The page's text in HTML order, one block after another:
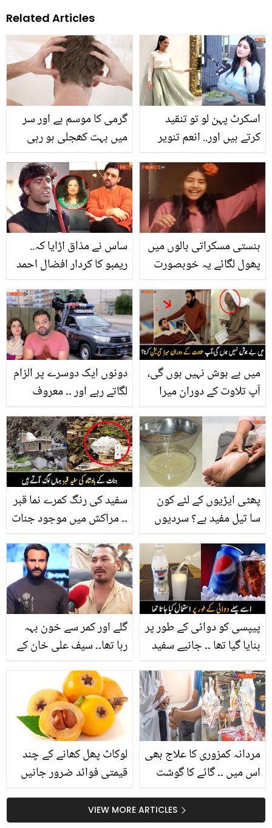
Related Articles
گرمی کا موسم ہے اور سر
میں بہت کھجلی ہو رہی
جانیں 5 ایسے گھریلو
نسخے جن سے آپ کو مل
جائے گی سر کی کھجلی
سے مکمل نجات
اسکرٹ پہن لو تو تنقید
کرتے ہیں اور.. انعم تنویر
پھٹ پڑیں
ساس نے مذاق اڑایا کہ..
ریمبو کا کردار افضال احمد
ہنستی مسکراتی بالوں میں
پھول لگائے یہ خوبصورت
پاکستانی اداکارہ ہے؟
دونوں ایک دوسرے پر الزام
لگاتے رہے اور ۔۔ معروف
انکی اہلیہ کو پولیس نے
کیوں گرفتار کر لیا؟
میں بے ہوش نہیں ہوں گی،
آپ تلاوت کے دوران میرا
بیمار لوگوں کے ساتھ
اسپتال میں کیا معجزہ ہوا
جس نے ڈاکٹروں کی
آنکھیں نم کر دیں؟
سفید کی رنگ کمرے نما قبر
۔۔ مراکش میں موجود جنات
متعلق دلچسپ معلومات
پھٹی ایڑیوں کے لئے کون
سا تیل مفید ہے؟ سردیوں
کے چند گھریلو ٹوٹکے
گلے اور کمر سے خون بہہ
رہا تھا۔۔ سیف علی خان کے
لے جانے والے رکشہ ڈرائیور
کا بیان
پیپسی کو دوائی کے طور پر
بنایا گیا تھا ۔۔ جانیے سفید
تھی اور کیا اب بھی ملتی
ہے؟
لوکاٹ پھل کھانے کے چند
قیمتی فوائد ضرور جانیں
مردانہ کمزوری کا علاج بھی
اس میں ۔۔ گائے کا گوشت
بھی ہے، جانیں اگر ہمVIEW MORE ARTICLES